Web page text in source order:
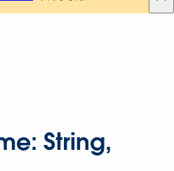
String,